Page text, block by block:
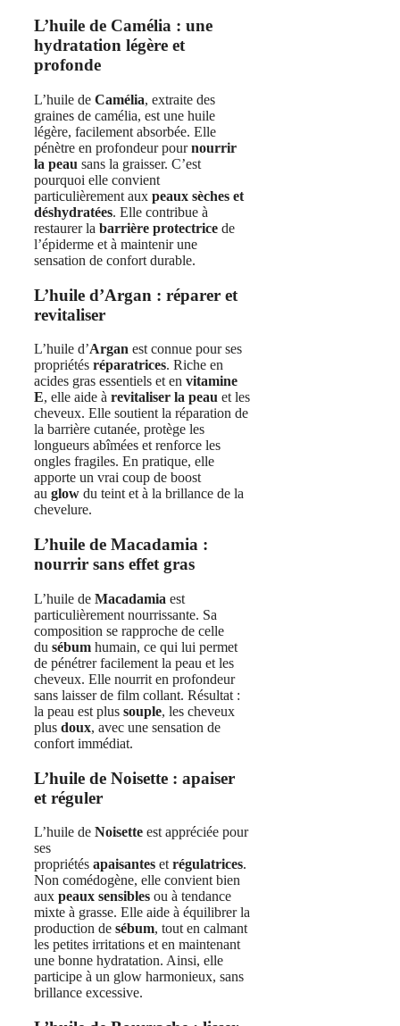
L’huile de Camélia : une
hydratation légère et
profonde
L’huile de Camélia, extraite des
graines de camélia, est une huile
légère, facilement absorbée. Elle
pénètre en profondeur pournourrir
la peau sans la graisser. C’est
pourquoi elle convient
particulièrement aux peaux sèches et
déshydratées. Elle contribue à
restaurer la barrière protectrice de
l’épiderme et à maintenir une
sensation de confort durable.
L’huile d’Argan : réparer et
revitaliser
L’huile d’Argan est connue pour ses
propriétés réparatrices. Riche en
acides gras essentiels et en vitamine
E, elle aide à revitaliser la peau et les
cheveux. Elle soutient la réparation de
la barrière cutanée, protège les
longueurs abîmées et renforce les
ongles fragiles. En pratique, elle
apporte un vrai coup de boost
au glow du teint et à la brillance de la
chevelure.
L’huile de Macadamia :
nourrir sans effet gras
L’huile de Macadamia est
particulièrement nourrissante. Sa
composition se rapproche de celle
du sébum humain, ce qui lui permet
de pénétrer facilement la peau et les
cheveux. Elle nourrit en profondeur
sans laisser de film collant. Résultat :
la peau est plus souple, les cheveux
plus doux, avec une sensation de
confort immédiat.
L’huile de Noisette : apaiser
et réguler
L’huile de Noisette est appréciée pour
ses
propriétés apaisantes et régulatrices.
Non comédogène, elle convient bien
aux peaux sensibles ou à tendance
mixte à grasse. Elle aide à équilibrer la
production de sébum, tout en calmant
les petites irritations et en maintenant
une bonne hydratation. Ainsi, elle
participe à un glow harmonieux, sans
brillance excessive.